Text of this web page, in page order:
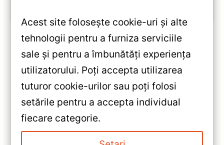
«Navigatie Auto Teyes X1 4G
Volkswagen New Beetle 1998-
2010 2+32GB 9′ IPS Octa-core
— Caracteristici, Păreri & Preț
Navigație Auto Teyes X1 9”
2+32GB pentru Opel Insignia —
Acest site folosește cookie-uri și alte
tehnologii pentru a furniza serviciile
sale și pentru a îmbunătăți experiența
utilizatorului. Poți accepta utilizarea
tuturor cookie-urilor sau poți folosi
setările pentru a accepta individual
fiecare categorie.